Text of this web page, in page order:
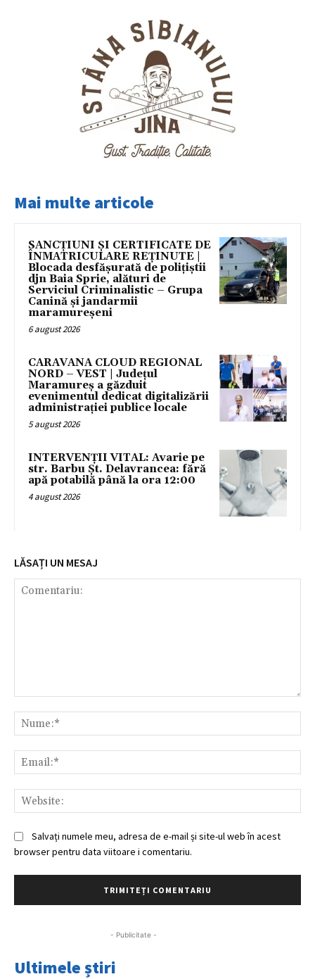
Mai multe articole
SANCȚIUNI ȘI CERTIFICATE DE
ÎNMATRICULARE REȚINUTE |
Blocada desfășurată de polițiștii
djn Baia Sprie, alături de
Serviciul Criminalistic – Grupa
Canină și jandarmii
maramureșeni
6 august 2026
CARAVANA CLOUD REGIONAL
NORD – VEST | Județul
Maramureș a găzduit
evenimentul dedicat digitalizării
administrației publice locale
5 august 2026
INTERVENȚII VITAL: Avarie pe
str. Barbu Șt. Delavrancea: fără
apă potabilă până la ora 12:00
4 august 2026
LĂSAȚI UN MESAJ
Salvați numele meu, adresa de e-mail și site-ul web în acest
browser pentru data viitoare i comentariu.
- Publicitate -
Ultimele știri